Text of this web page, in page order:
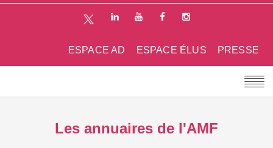
PRESSE
ESPACE ÉLUS
ESPACE AD
Les annuaires de l'AMF